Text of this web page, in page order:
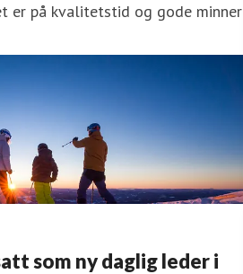
er på kvalitetstid og gode minner
som ny daglig leder i